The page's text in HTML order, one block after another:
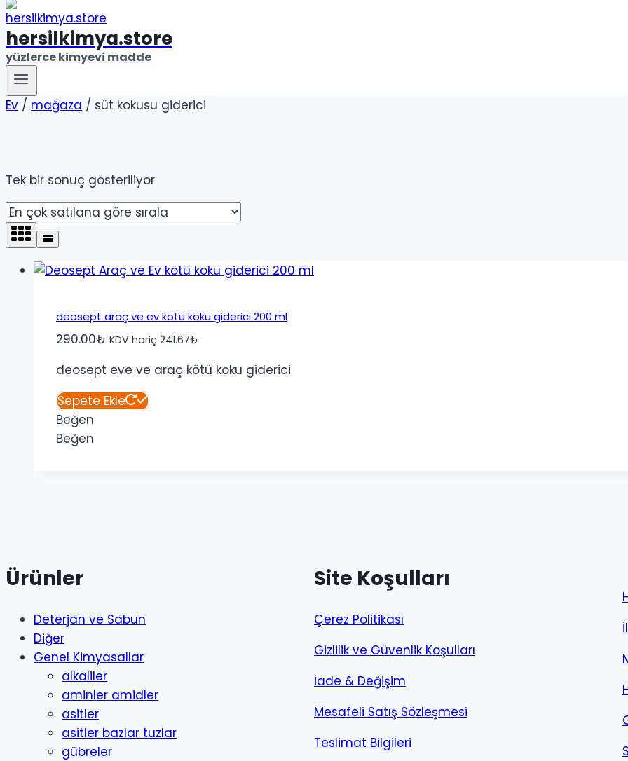
hersilkimya.store
yüzlerce kimyevi madde
Ev / mağaza / süt kokusu giderici
Tek bir sonuç gösteriliyor
deosept araç ve ev kötü koku giderici 200 ml
290.00₺ KDV hariç 241.67₺
deosept eve ve araç kötü koku giderici
Sepete Ekle
Beğen
Beğen
Ürünler
Deterjan ve Sabun
Diğer
Genel Kimyasallar
alkaliler
aminler amidler
asitler
asitler bazlar tuzlar
gübreler
Site Koşulları
Çerez Politikası
Gizlilik ve Güvenlik Koşulları
İade & Değişim
Mesafeli Satış Sözleşmesi
Teslimat Bilgileri